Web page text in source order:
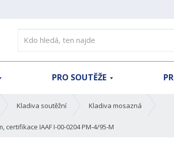
PRO SOUTĚŽE
Kladiva soutěžní Kladiva mosazná
IAAF I-00-0204 PM-4/95-M